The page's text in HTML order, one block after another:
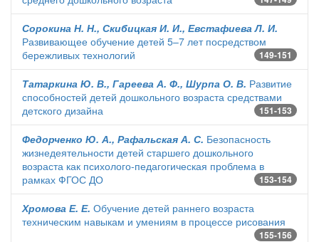
Сорокина Н. Н., Скибицкая И. И., Евстафиева Л. И.
Развивающее обучение детей 5–7 лет посредством
бережливых технологий
149-151
Татаркина Ю. В., Гареева А. Ф., Шурпа О. В. Развитие
способностей детей дошкольного возраста средствами
детского дизайна
151-153
Федорченко Ю. А., Рафальская А. С. Безопасность
жизнедеятельности детей старшего дошкольного
возраста как психолого-педагогическая проблема в
рамках ФГОС ДО
153-154
Хромова Е. Е. Обучение детей раннего возраста
техническим навыкам и умениям в процессе рисования
155-156